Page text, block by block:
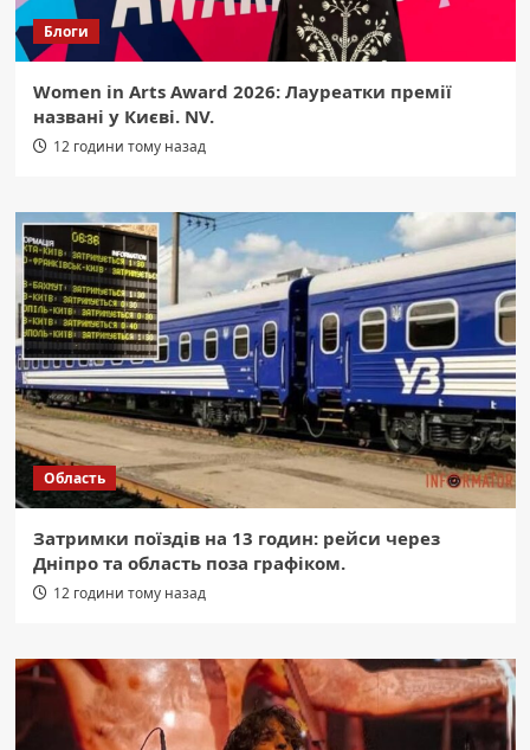
Блоги
Women in Arts Award 2026: Лауреатки премії
названі у Києві. NV.
12 години тому назад
Область
Затримки поїздів на 13 годин: рейси через
Дніпро та область поза графіком.
12 години тому назад